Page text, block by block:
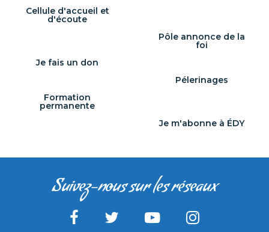
Cellule d'accueil et
d'écoute
Pôle annonce de la
foi
Je fais un don
Pélerinages
Formation
permanente
Je m'abonne à ÉDY
Suivez-nous sur les réseaux